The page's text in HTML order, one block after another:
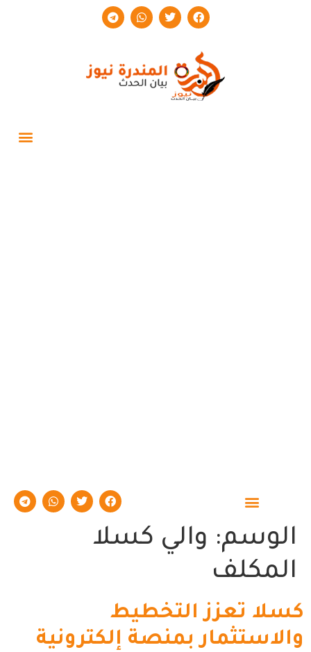
الوسم: والي كسلا
المكلف
كسلا تعزز التخطيط
والاستثمار بمنصة إلكترونية